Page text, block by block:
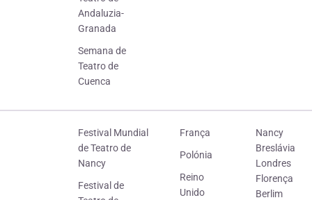
Andaluzia-
Granada
Semana de
Teatro de
Cuenca
Festival Mundial
de Teatro de
Nancy
Festival de
França
Polónia
Reino
Unido
Nancy
Breslávia
Londres
Florença
Berlim